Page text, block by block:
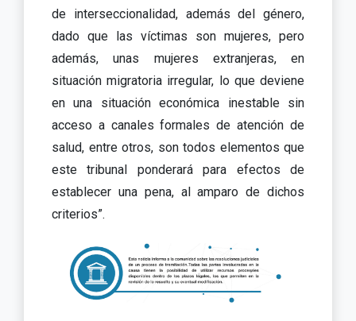
de interseccionalidad, además del género,
dado que las víctimas son mujeres, pero
además, unas mujeres extranjeras, en
situación migratoria irregular, lo que deviene
en una situación económica inestable sin
acceso a canales formales de atención de
salud, entre otros, son todos elementos que
este tribunal ponderará para efectos de
establecer una pena, al amparo de dichos
criterios”.